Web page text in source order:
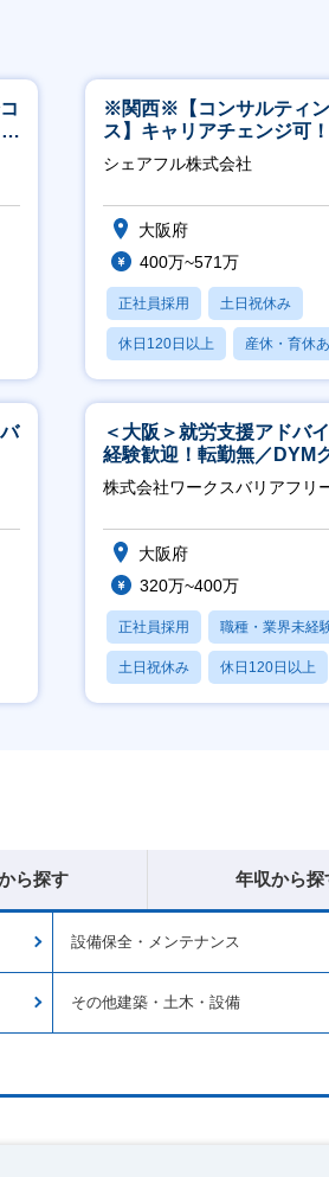
※関西※【コンサルティ
ス】キャリアチェンジ可
ービス『シェアフル』の営
シェアフル株式会社
大阪府
400万~571万
正社員採用 土日祝休み
休日120日以上 産休・育休
賞与あり
＜大阪＞就労支援アドバ
経験歓迎！転勤無／DYM
ホスピタリティ高い方歓迎
祝】
株式会社ワークスバリアフリ
大阪府
320万~400万
正社員採用 職種・業界未経
土日祝休み 休日120日以上
産休・育休あり
ら探す 年収から探
設備保全・メンテナンス
その他建築・土木・設備